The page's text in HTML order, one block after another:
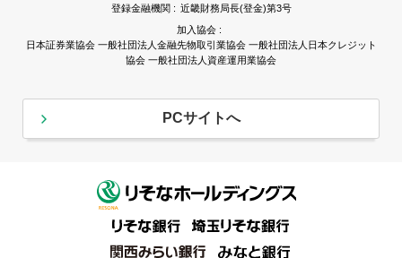
登録金融機関 : 近畿財務局長(登金)第3号
加入協会 :
日本証券業協会 一般社団法人金融先物取引業協会 一般社団法人日本クレジット
協会 一般社団法人資産運用業協会
PCサイトへ